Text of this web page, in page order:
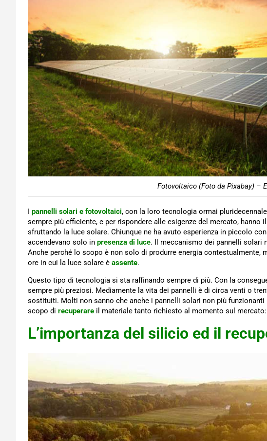
Fotovoltaico (Foto da Pixabay) –
I pannelli solari e fotovoltaici, con la loro tecnologia ormai
sempre più efficiente, e per rispondere alle esigenze del mercato, hanno
sfruttando la luce solare. Chiunque ne ha avuto esperienza in piccolo
accendevano solo in presenza di luce. Il meccanismo dei pannelli solari
Anche perché lo scopo è non solo di produrre energia contestualmente,
ore in cui la luce solare è assente.
Questo tipo di tecnologia si sta raffinando sempre di più. Con la
sempre più preziosi. Mediamente la vita dei pannelli è di circa venti o
sostituiti. Molti non sanno che anche i pannelli solari non più
scopo di recuperare il materiale tanto richiesto al momento sul mercato:
L’importanza del silicio ed il